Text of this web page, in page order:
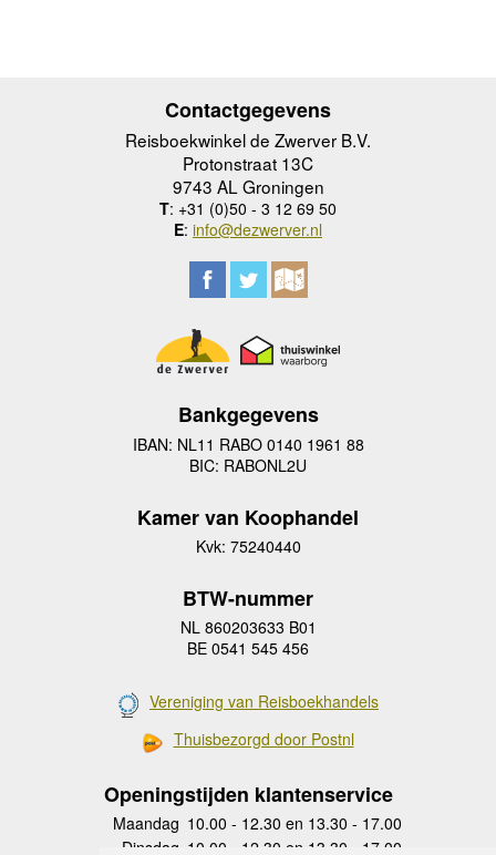
Contactgegevens
Reisboekwinkel de Zwerver B.V.
Protonstraat 13C
9743 AL Groningen
T: +31 (0)50 - 3 12 69 50
E: info@dezwerver.nl
Bankgegevens
IBAN: NL11 RABO 0140 1961 88
BIC: RABONL2U
Kamer van Koophandel
Kvk: 75240440
BTW-nummer
NL 860203633 B01
BE 0541 545 456
Vereniging van Reisboekhandels
Thuisbezorgd door Postnl
Openingstijden klantenservice
Maandag 10.00 - 12.30 en 13.30 - 17.00
Dinsdag 10.00 - 12.30 en 13.30 - 17.00